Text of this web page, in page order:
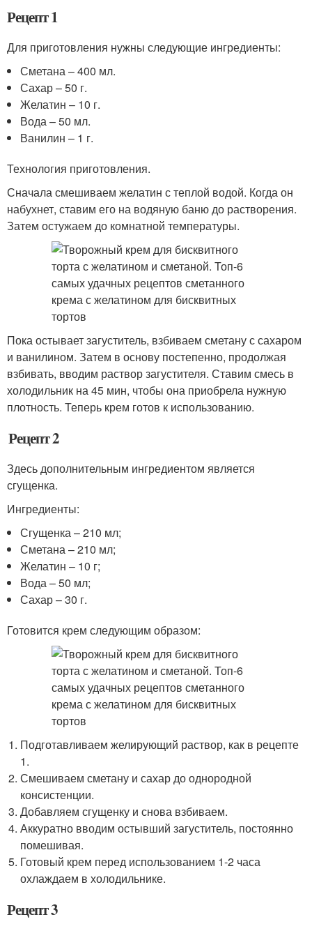
Рецепт 1
Для приготовления нужны следующие ингредиенты:
Сметана – 400 мл.
Сахар – 50 г.
Желатин – 10 г.
Вода – 50 мл.
Ванилин – 1 г.
Технология приготовления.
Сначала смешиваем желатин с теплой водой. Когда он
набухнет, ставим его на водяную баню до растворения.
Затем остужаем до комнатной температуры.
Пока остывает загуститель, взбиваем сметану с сахаром
и ванилином. Затем в основу постепенно, продолжая
взбивать, вводим раствор загустителя. Ставим смесь в
холодильник на 45 мин, чтобы она приобрела нужную
плотность. Теперь крем готов к использованию.
Рецепт 2
Здесь дополнительным ингредиентом является
сгущенка.
Ингредиенты:
Сгущенка – 210 мл;
Сметана – 210 мл;
Желатин – 10 г;
Вода – 50 мл;
Сахар – 30 г.
Готовится крем следующим образом:
Подготавливаем желирующий раствор, как в рецепте
1.
Смешиваем сметану и сахар до однородной
консистенции.
Добавляем сгущенку и снова взбиваем.
Аккуратно вводим остывший загуститель, постоянно
помешивая.
Готовый крем перед использованием 1-2 часа
охлаждаем в холодильнике.
Рецепт 3